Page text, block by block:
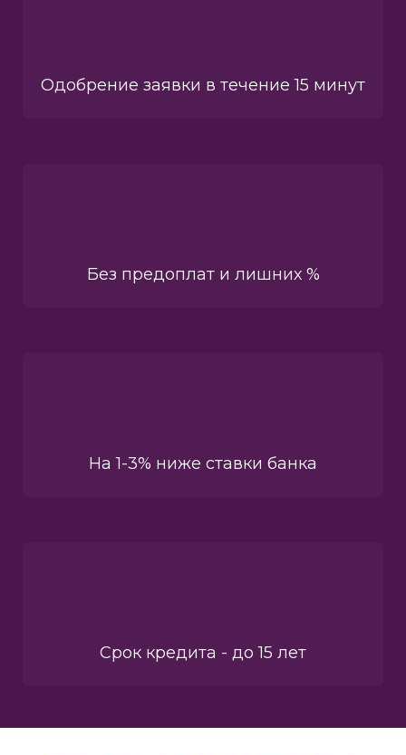
Одобрение заявки в течение 15 минут
Без предоплат и лишних %
На 1-3% ниже ставки банка
Срок кредита - до 15 лет